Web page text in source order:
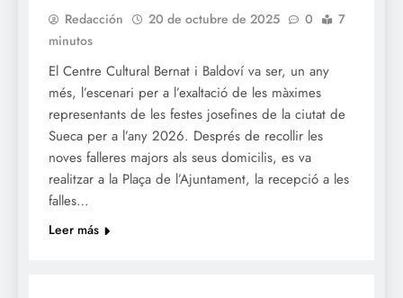
Redacción 20 de octubre de 2025 0
7
minutos
El Centre Cultural Bernat i Baldoví va ser, un any
més, l’escenari per a l’exaltació de les màximes
representants de les festes josefines de la ciutat de
Sueca per a l’any 2026. Després de recollir les
noves falleres majors als seus domicilis, es va
realitzar a la Plaça de l’Ajuntament, la recepció a les
falles…
Leer más